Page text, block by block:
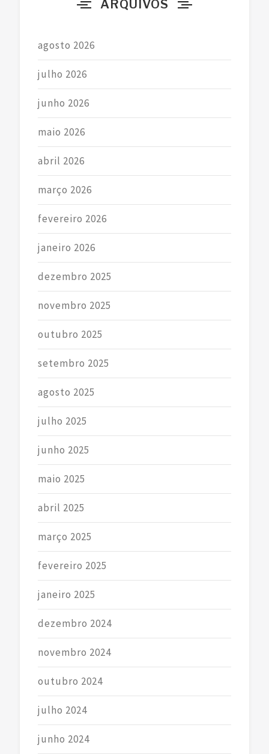
ARQUIVOS
agosto 2026
julho 2026
junho 2026
maio 2026
abril 2026
março 2026
fevereiro 2026
janeiro 2026
dezembro 2025
novembro 2025
outubro 2025
setembro 2025
agosto 2025
julho 2025
junho 2025
maio 2025
abril 2025
março 2025
fevereiro 2025
janeiro 2025
dezembro 2024
novembro 2024
outubro 2024
julho 2024
junho 2024